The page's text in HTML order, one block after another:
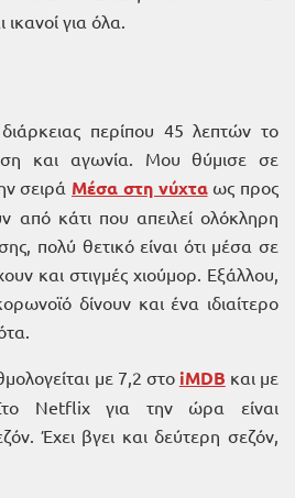
για όλα.
περίπου 45 λεπτών το
και αγωνία. Μου θύμισε σε
σειρά Μέσα στη νύχταως προς
κάτι που απειλεί ολόκληρη
πολύ θετικό είναι ότι μέσα σε
και στιγμές χιούμορ. Εξάλλου,
δίνουν και ένα ιδιαίτερο
με 7,2 στο iMDB και με
Netflix για την ώρα είναι
Έχει βγει και δεύτερη σεζόν,